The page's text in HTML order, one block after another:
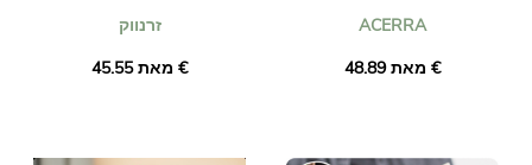
זרנווק
מאת ‏45.55 €
ACERRA
מאת ‏48.89 €